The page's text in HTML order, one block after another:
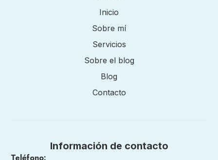
Inicio
Sobre mí
Servicios
Sobre el blog
Blog
Contacto
Información de contacto